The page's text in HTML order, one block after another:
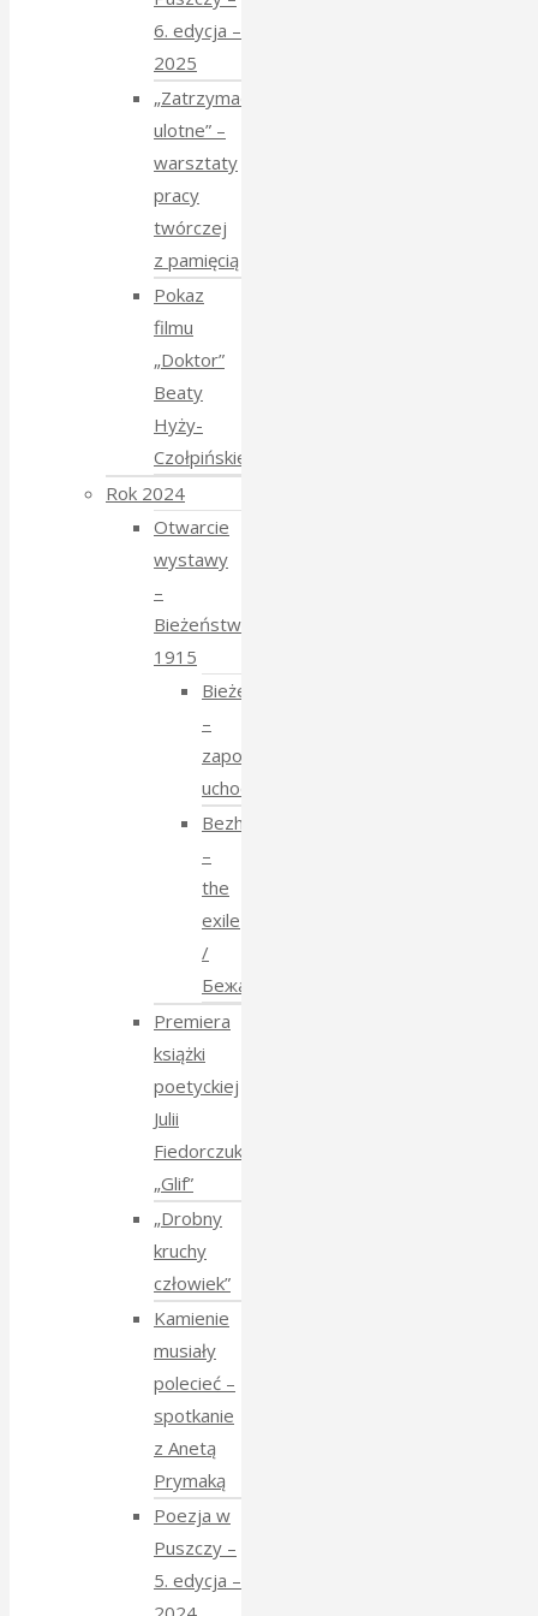
6. edycja –
2025
„Zatrzymać
ulotne” –
warsztaty
pracy
twórczej
z pamięcią
Pokaz
filmu
„Doktor”
Beaty
Hyży-
Czołpińskiej
Rok 2024
Otwarcie
wystawy
–
Bieżeństwo
1915
Bieżeństwo
–
zapomniane
uchodźstwo
Bezhenstvo
–
the
exile
/
Бежанства
Premiera
książki
poetyckiej
Julii
Fiedorczuk
„Glif”
„Drobny
kruchy
człowiek”
Kamienie
musiały
polecieć –
spotkanie
z Anetą
Prymaką
Poezja w
Puszczy –
5. edycja –